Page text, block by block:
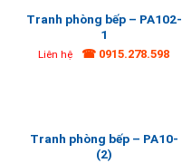
Tranh phòng bếp – PA102-
1
Liên hệ ☎ 0915.278.598
Tranh phòng bếp – PA10-
(2)